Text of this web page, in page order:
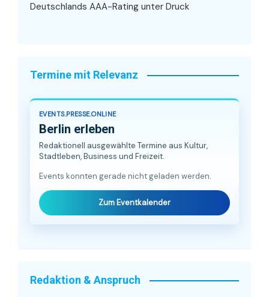
Deutschlands AAA-Rating unter Druck
Termine mit Relevanz
EVENTS.PRESSE.ONLINE
Berlin erleben
Redaktionell ausgewählte Termine aus Kultur,
Stadtleben, Business und Freizeit.
Events konnten gerade nicht geladen werden.
Zum Eventkalender
Redaktion & Anspruch